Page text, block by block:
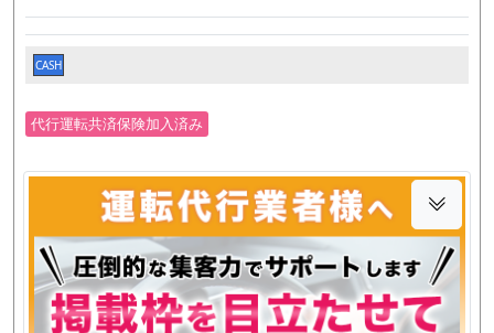
CASH
代行運転共済保険加入済み